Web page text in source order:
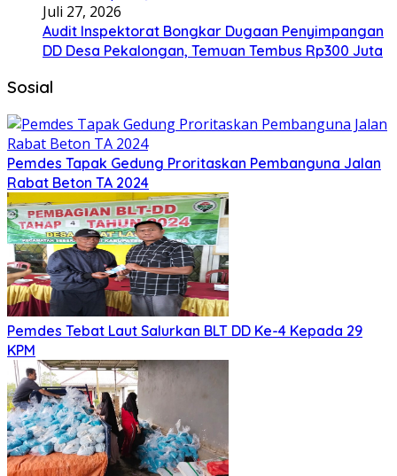
Juli 27, 2026
Audit Inspektorat Bongkar Dugaan Penyimpangan
DD Desa Pekalongan, Temuan Tembus Rp300 Juta
Sosial
Pemdes Tapak Gedung Proritaskan Pembanguna Jalan
Rabat Beton TA 2024
Pemdes Tebat Laut Salurkan BLT DD Ke-4 Kepada 29
KPM